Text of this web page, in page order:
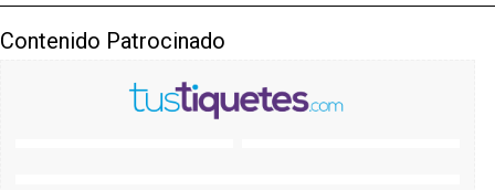
Contenido Patrocinado